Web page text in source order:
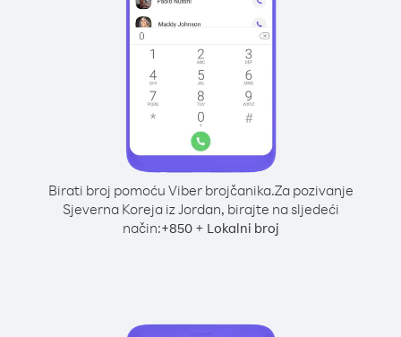
Birati broj pomoću Viber brojčanika.Za pozivanje
Sjeverna Koreja iz Jordan, birajte na sljedeći
način:+850+ Lokalni broj